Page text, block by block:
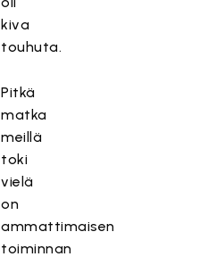
kiva
touhuta.
Pitkä
matka
meillä
toki
vielä
on
ammattimaisen
toiminnan